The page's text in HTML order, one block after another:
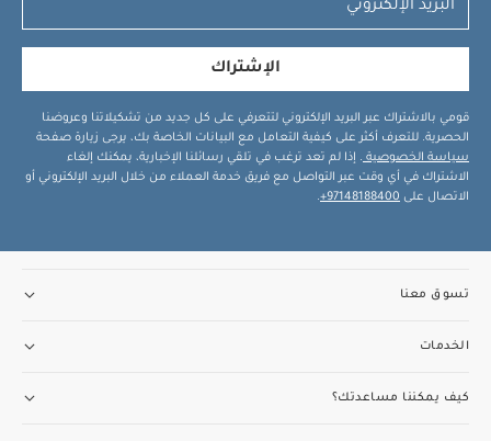
الإشتراك
قومي بالاشتراك عبر البريد الإلكتروني لتتعرفي على كل جديد من تشكيلاتنا وعروضنا
الحصرية. للتعرف أكثر على كيفية التعامل مع البيانات الخاصة بك، يرجى زيارة صفحة
سياسة الخصوصية . إذا لم تعد ترغب في تلقي رسائلنا الإخبارية، يمكنك إلغاء
الاشتراك في أي وقت عبر التواصل مع فريق خدمة العملاء من خلال البريد الإلكتروني أو
الاتصال على 97148188400+
.
تسوق معنا
الخدمات
كيف يمكننا مساعدتك؟